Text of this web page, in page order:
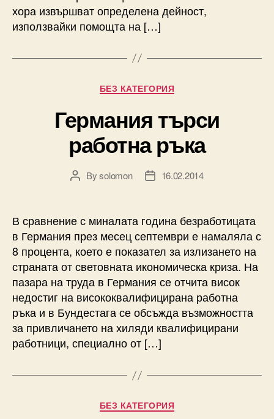
хора извършват определена дейност,
използвайки помощта на […]
Categories
БЕЗ КАТЕГОРИЯ
Германия търси
работна ръка
PostBysolomon
Post16.02.2014
В сравнение с миналата година безработицата
в Германия през месец септември е намаляла с
8 процента, което е показател за излизането на
страната от световната икономическа криза. На
пазара на труда в Германия се отчита висок
недостиг на висококвалифицирана работна
ръка и в Бундестага се обсъжда възможността
за привличането на хиляди квалифицирани
работници, специално от […]
Categories
БЕЗ КАТЕГОРИЯ